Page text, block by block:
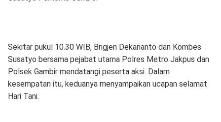
Sekitar pukul 10.30 WIB, Brigjen Dekananto dan Kombes
Susatyo bersama pejabat utama Polres Metro Jakpus dan
Polsek Gambir mendatangi peserta aksi. Dalam
kesempatan itu, keduanya menyampaikan ucapan selamat
Hari Tani.